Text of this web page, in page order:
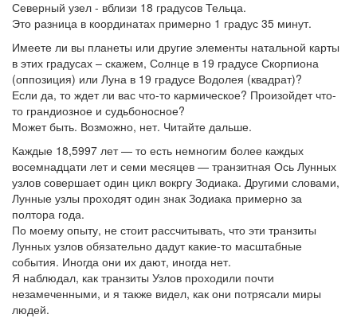
Северный узел - вблизи 18 градусов Тельца.
Это разница в координатах примерно 1 градус 35 минут.
Имеете ли вы планеты или другие элементы натальной карты
в этих градусах – скажем, Солнце в 19 градусе Скорпиона
(оппозиция) или Луна в 19 градусе Водолея (квадрат)?
Если да, то ждет ли вас что-то кармическое? Произойдет что-
то грандиозное и судьбоносное?
Может быть. Возможно, нет. Читайте дальше.
Каждые 18,5997 лет — то есть немногим более каждых
восемнадцати лет и семи месяцев — транзитная Ось Лунных
узлов совершает один цикл вокргу Зодиака. Другими словами,
Лунные узлы проходят один знак Зодиака примерно за
полтора года.
По моему опыту, не стоит рассчитывать, что эти транзиты
Лунных узлов обязательно дадут какие-то масштабные
события. Иногда они их дают, иногда нет.
Я наблюдал, как транзиты Узлов проходили почти
незамеченными, и я также видел, как они потрясали миры
людей.